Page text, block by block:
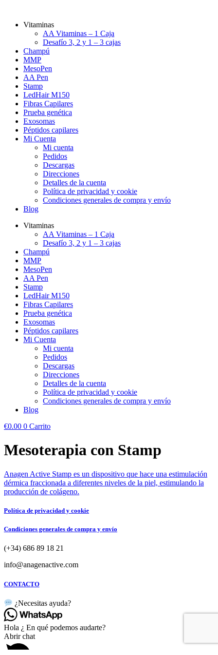
Vitaminas
AA Vitaminas – 1 Caja
Desafío 3, 2 y 1 – 3 cajas
Champú
MMP
MesoPen
AA Pen
Stamp
LedHair M150
Fibras Capilares
Prueba genética
Exosomas
Péptidos capilares
Mi Cuenta
Mi cuenta
Pedidos
Descargas
Direcciones
Detalles de la cuenta
Política de privacidad y cookie
Condiciones generales de compra y envío
Blog
Vitaminas
AA Vitaminas – 1 Caja
Desafío 3, 2 y 1 – 3 cajas
Champú
MMP
MesoPen
AA Pen
Stamp
LedHair M150
Fibras Capilares
Prueba genética
Exosomas
Péptidos capilares
Mi Cuenta
Mi cuenta
Pedidos
Descargas
Direcciones
Detalles de la cuenta
Política de privacidad y cookie
Condiciones generales de compra y envío
Blog
€0.00 0 Carrito
Mesoterapia con Stamp
Anagen Active Stamp es un dispositivo que hace una estimulación
dérmica fraccionada a diferentes niveles de la piel, estimulando la
producción de colágeno.
Política de privacidad y cookie
Condiciones generales de compra y envío
(+34) 686 89 18 21
info@anagenactive.com
CONTACTO
¿Necesitas ayuda?
Hola ¿ En qué podemos audarte?
Abrir chat